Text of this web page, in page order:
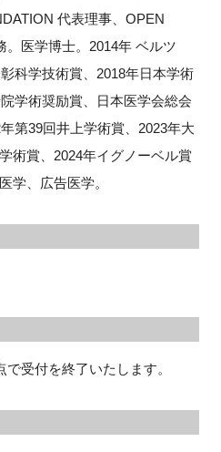
代表理事、 OPEN
医学博士。 2014年 ベルツ
科学技術賞、 2018年日本学術
学術奨励賞、日本医学会総会
年第39回井上学術賞、 2023年大
術賞、 2024年イグノーベル賞
学、広告医学。
受付を終了いたします。